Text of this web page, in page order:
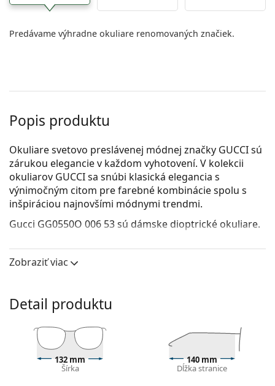
Predávame výhradne okuliare renomovaných značiek.
Popis produktu
Okuliare svetovo preslávenej módnej značky GUCCI sú
zárukou elegancie v každom vyhotovení. V kolekcii
okuliarov GUCCI sa snúbi klasická elegancia s
výnimočným citom pre farebné kombinácie spolu s
inšpiráciou najnovšími módnymi trendmi.
Gucci GG0550O 006 53sú dámske dioptrické okuliare.
funkcie virtuálnej skúšky.
Hnedá farba rámov skvele ladí s teplým odtieňom
pleti a so svetlohnedými, čiernymi alebo tmavými
blond vlasmi.
Rámy Cat Eye sú ideálnou voľbou, ak máte srdcový,
oválny alebo kosoštvorcový typ tváre.
Rám okuliarov je vyrobený z veľmi kvalitného plastu,
Zobraziť viac
Detail produktu
132 mm
Šírka
140 mm
Dĺžka stranice